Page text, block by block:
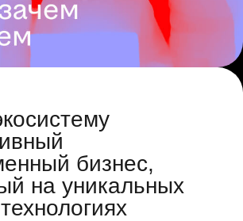
бизнес,
на уникальных